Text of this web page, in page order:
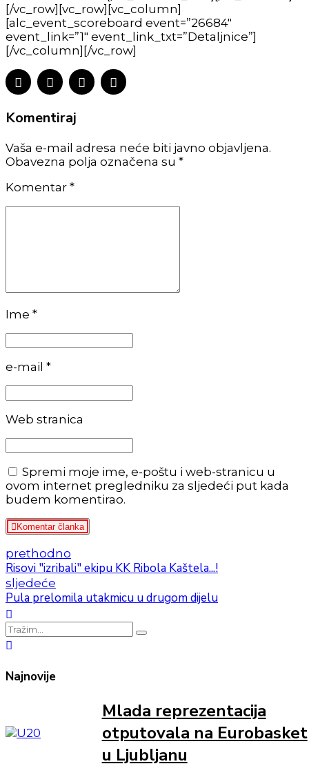
[/vc_row][vc_row][vc_column]
[alc_event_scoreboard event=”26684″
event_link=”1″ event_link_txt=”Detaljnice”]
[/vc_column][/vc_row]
Komentiraj
Vaša e-mail adresa neće biti javno objavljena.
Obavezna polja označena su *
Komentar *
Ime *
e-mail *
Web stranica
Spremi moje ime, e-poštu i web-stranicu u
ovom internet pregledniku za sljedeći put kada
budem komentirao.
Komentar članka
prethodno
Risovi "izribali" ekipu KK Ribola Kaštela...!
sljedeće
Pula prelomila utakmicu u drugom dijelu
Najnovije
Mlada reprezentacija
otputovala na Eurobasket
u Ljubljanu